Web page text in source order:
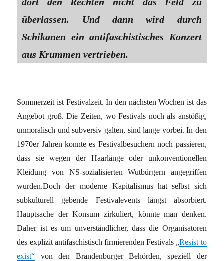
überlassen. Und dann wird durch
Schikanen ein antifaschistisches Konzert
aus Krummen vertrieben.
Sommerzeit ist Festivalzeit. In den nächsten Wochen ist das
Angebot groß. Die Zeiten, wo Festivals noch als anstößig,
unmoralisch und subversiv galten, sind lange vorbei. In den
1970er Jahren konnte es Festivalbesuchern noch passieren,
dass sie wegen der Haarlänge oder unkonventionellen
Kleidung von NS-sozialisierten Wutbürgern angegriffen
wurden.Doch der moderne Kapitalismus hat selbst sich
subkulturell gebende Festivalevents längst absorbiert.
Hauptsache der Konsum zirkuliert, könnte man denken.
Daher ist es um unverständlicher, dass die Organisatoren
des explizit antifaschistisch firmierenden Festivals „Resist to
exist“ von den Brandenburger Behörden, speziell der